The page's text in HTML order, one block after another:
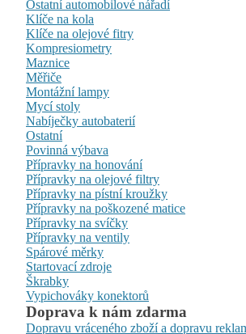
Ostatní automobilové nářadí
Klíče na kola
Klíče na olejové fitry
Kompresiometry
Maznice
Měřiče
Montážní lampy
Mycí stoly
Nabíječky autobaterií
Ostatní
Povinná výbava
Přípravky na honování
Přípravky na olejové filtry
Přípravky na pístní kroužky
Přípravky na poškozené matice
Přípravky na svíčky
Přípravky na ventily
Spárové měrky
Startovací zdroje
Škrabky
Vypichováky konektorů
Doprava k nám zdarma
Dopravu vráceného zboží a dopravu